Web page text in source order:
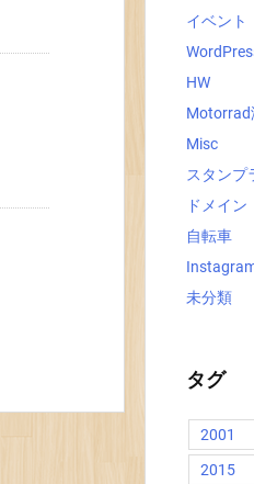
イベント
HW
Motorrad
Misc
スタンプ
ドメイン
自転車
未分類
タグ
2001
2015